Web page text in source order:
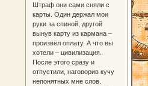
Штраф они сами сняли с
карты. Один держал мои
руки за спиной, другой
вынув карту из кармана –
произвёл оплату. А что вы
хотели – цивилизация.
После этого сразу и
отпустили, наговорив кучу
непонятных мне слов.